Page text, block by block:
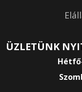
ÜZLETÜNK